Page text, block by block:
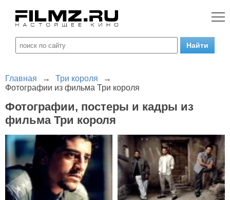
Главная → Три короля
→
Фотографии из фильма Три короля
Фотографии, постеры и кадры из
фильма Три короля